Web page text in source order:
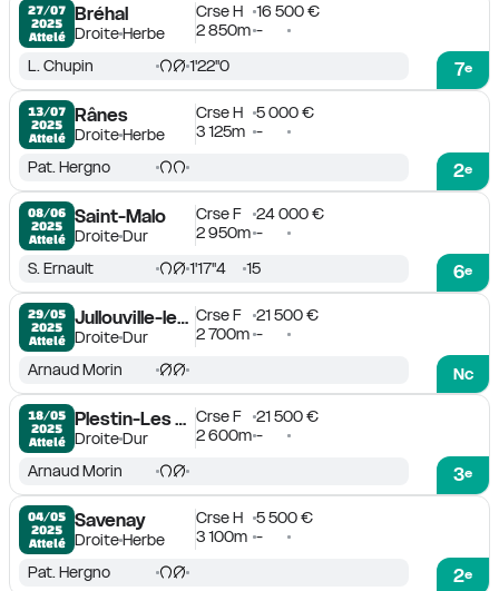
27/07
2025
Attelé
Bréhal
DroiteHerbe
Crse H
16 500 €
2 850m -
7e
L. Chupin 1'22''0
13/07
2025
Attelé
Rânes
DroiteHerbe
Crse H
5 000 €
3 125m -
2e
Pat. Hergno
08/06
2025
Attelé
Saint-Malo
DroiteDur
Crse F
24 000 €
2 950m -
6e
S. Ernault 1'17''4 15
29/05
2025
Attelé
Jullouville-les-Pins
DroiteDur
Crse F
21 500 €
2 700m -
Nc
Arnaud Morin
18/05
2025
Attelé
Plestin-Les Grèves
DroiteDur
Crse F
21 500 €
2 600m -
3e
Arnaud Morin
04/05
2025
Attelé
Savenay
DroiteHerbe
Crse H
5 500 €
3 100m -
2e
Pat. Hergno